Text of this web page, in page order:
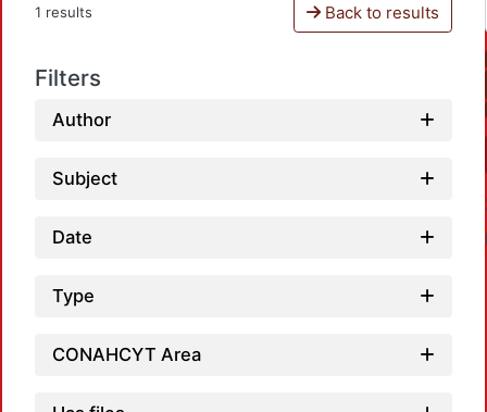
1 results Back to results
Filters
Author
Subject
Date
Type
CONAHCYT Area